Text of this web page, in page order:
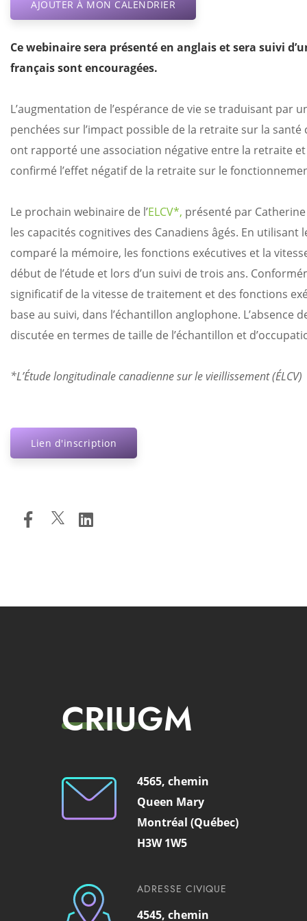
AJOUTER À MON CALENDRIER
Ce webinaire sera présenté en anglais et sera suivi
français sont encouragées.
L’augmentation de l’espérance de vie se traduisant
penchées sur l’impact possible de la retraite sur la
ont rapporté une association négative entre la retraite
confirmé l’effet négatif de la retraite sur le
Le prochain webinaire de l’ELCV*, présenté par
les capacités cognitives des Canadiens âgés. En utilisant
comparé la mémoire, les fonctions exécutives et la
début de l’étude et lors d’un suivi de trois ans.
significatif de la vitesse de traitement et des fonctions
base au suivi, dans l’échantillon anglophone.
discutée en termes de taille de l’échantillon et
*L’Étude longitudinale canadienne sur le vieillissement (ÉLCV)
Lien d'inscription
CRIUGM
4565, chemin
Queen Mary
Montréal (Québec)
H3W 1W5
ADRESSE CIVIQUE
4545, chemin